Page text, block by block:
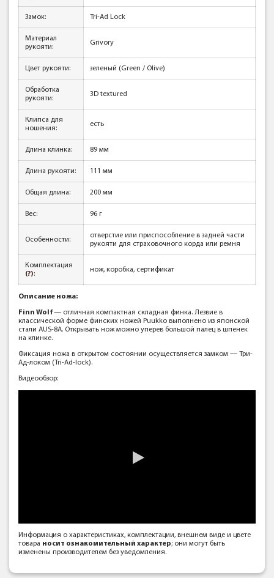
Замок: Tri-Ad Lock
Материал
рукояти:
Grivory
Цвет рукояти: зеленый (Green / Olive)
Обработка
рукояти:
3D textured
Клипса для
ношения:
есть
Длина клинка: 89 мм
Длина рукояти: 111 мм
Общая длина: 200 мм
Вес: 96 г
Особенности:
отверстие или приспособление в задней части
рукояти для страховочного корда или ремня
Комплектация
(?):
нож, коробка, сертификат
Описание ножа:
Finn Wolf— отличная компактная складная финка. Лезвие в
классической форме финских ножей Puukko выполнено из японской
стали AUS-8A. Открывать нож можно уперев большой палец в шпенек
на клинке.
Фиксация ножа в открытом состоянии осуществляется замком — Три-
Ад-локом (Tri-Ad-lock).
Видеообзор:
Информация о характеристиках, комплектации, внешнем виде и цвете
товара носит ознакомительный характер; они могут быть
изменены производителем без уведомления.